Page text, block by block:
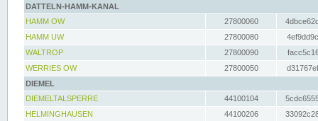
DATTELN-HAMM-KANAL
HAMM OW
27800060
HAMM UW
27800080
WALTROP
27800090
WERRIES OW
27800050
DIEMEL
DIEMELTALSPERRE
44100104
HELMINGHAUSEN
44100206